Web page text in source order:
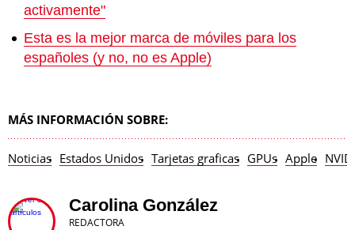
activamente"
Esta es la mejor marca de móviles para los
españoles (y no, no es Apple)
MÁS INFORMACIÓN SOBRE:
Noticias Estados Unidos Tarjetas graficas GPUs Apple
Carolina González
REDACTORA